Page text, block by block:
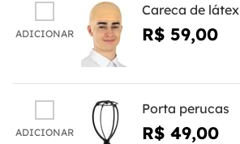
ADICIONAR
Careca de látex
R$ 59,00
ADICIONAR
Porta perucas
R$ 49,00